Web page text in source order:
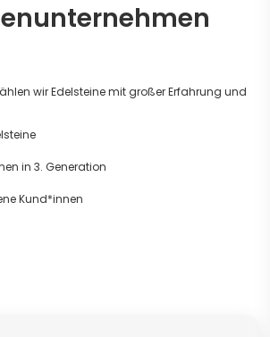
wir Edelsteine mit großer Erfahrung und
in 3. Generation
Kund*innen